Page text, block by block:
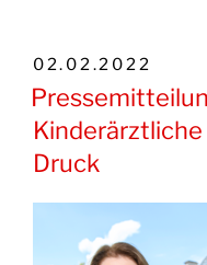
AM
02.02.2022
Druck